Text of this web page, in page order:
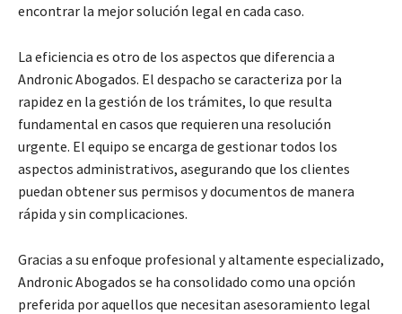
encontrar la mejor solución legal en cada caso.
La eficiencia es otro de los aspectos que diferencia a
Andronic Abogados. El despacho se caracteriza por la
rapidez en la gestión de los trámites, lo que resulta
fundamental en casos que requieren una resolución
urgente. El equipo se encarga de gestionar todos los
aspectos administrativos, asegurando que los clientes
puedan obtener sus permisos y documentos de manera
rápida y sin complicaciones.
Gracias a su enfoque profesional y altamente especializado,
Andronic Abogados se ha consolidado como una opción
preferida por aquellos que necesitan asesoramiento legal